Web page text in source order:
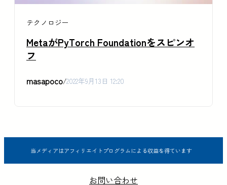
テクノロジー
MetaがPyTorch Foundationをスピンオ
フ
masapoco/2022年9月13日 12:20
当メディアはアフィリエイトプログラムによる収益を得ています
お問い合わせ